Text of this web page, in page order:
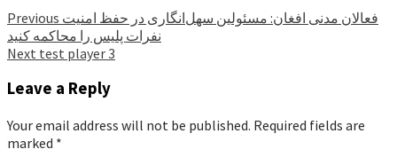
Previous
نفرات پلیس را محاکمه کنید
Next test player 3
Leave a Reply
Your email address will not be published. Required fields are
marked *